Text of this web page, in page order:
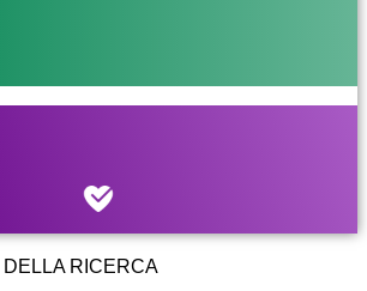
DELLA RICERCA